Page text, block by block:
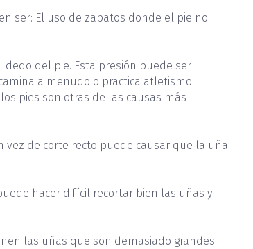
ser: El uso de zapatos donde el pie no
del pie. Esta presión puede ser
a menudo o practica atletismo
pies son otras de las causas más
de corte recto puede causar que la uña
hacer difícil recortar bien las uñas y
las uñas que son demasiado grandes